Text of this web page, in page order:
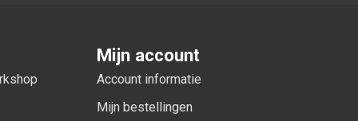
Mijn account
Account informatie
Mijn bestellingen